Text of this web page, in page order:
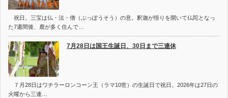
祝日。三宝は仏・法・僧（ぶっぽうそう）の意。釈迦が悟りを開いて仏陀となっ
た7週間後、鹿が多く住んで…
7月28日は国王生誕日、30日まで三連休
７月28日はワチラーロンコーン王（ラマ10世）の生誕日で祝日。2026年は27日の
火曜から三連…